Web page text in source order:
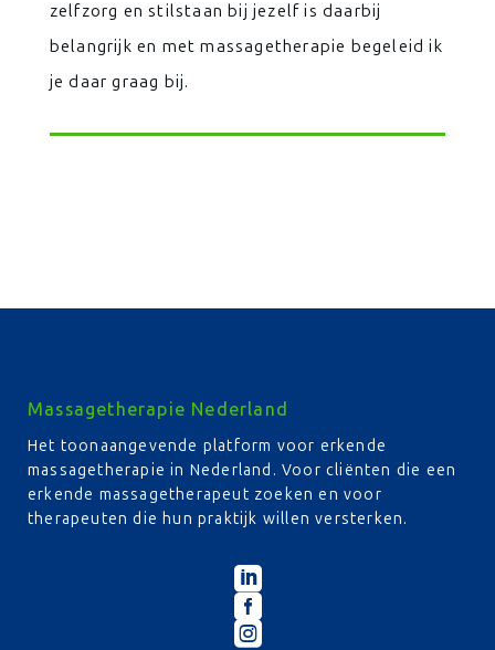
zelfzorg en stilstaan bij jezelf is daarbij
belangrijk en met massagetherapie begeleid ik
je daar graag bij.
Massagetherapie Nederland
Het toonaangevende platform voor erkende
massagetherapie in Nederland. Voor cliënten die een
erkende massagetherapeut zoeken en voor
therapeuten die hun praktijk willen versterken.


